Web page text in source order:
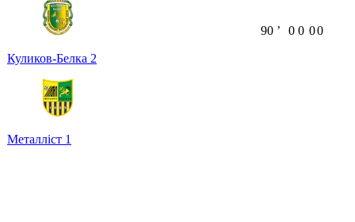
Куликов-Белка 2
Металліст 1
90 ʼ 0 0 00